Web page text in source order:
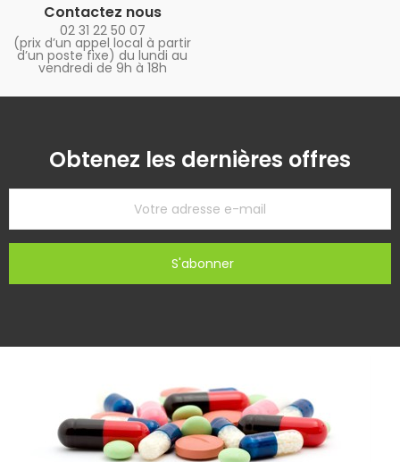
Contactez nous
02 31 22 50 07
(prix d’un appel local à partir
d’un poste fixe) du lundi au
vendredi de 9h à 18h
Obtenez les dernières offres
S'abonner